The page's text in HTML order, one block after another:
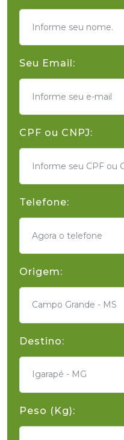
Seu Email:
CPF ou CNPJ:
Telefone:
Origem:
Campo Grande - MS
Destino:
Igarapé - MG
Peso (Kg):